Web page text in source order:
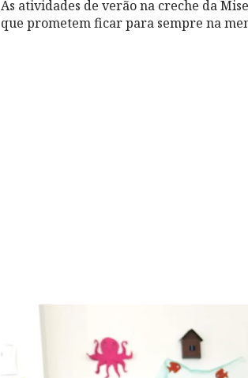
As atividades de verão na creche da
que prometem ficar para sempre na